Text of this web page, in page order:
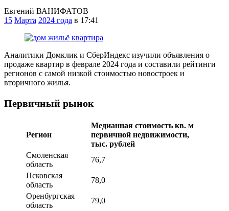
Евгений ВАНИФАТОВ
15 Марта 2024 года в 17:41
Аналитики Домклик и СберИндекс изучили объявления о
продаже квартир в феврале 2024 года и составили рейтинги
регионов с самой низкой стоимостью новостроек и
вторичного жилья.
Первичный рынок
Регион
Медианная стоимость кв. м
первичной недвижимости,
тыс. рублей
Смоленская
область
76,7
Псковская
область
78,0
Оренбургская
область
79,0